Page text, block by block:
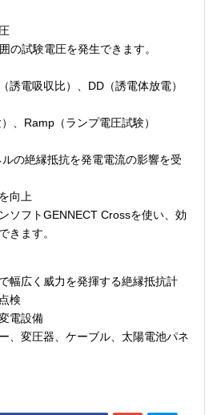
の試験電圧を発生できます。
誘電吸収比）、DD（誘電体放電）
、Ramp（ランプ電圧試験）
の絶縁抵抗を発電電流の影響を受
向上
ソフトGENNECT Crossを使い、効
きます。
幅広く威力を発揮する絶縁抵抗計
検
電設備
、変圧器、ケーブル、太陽電池パネ